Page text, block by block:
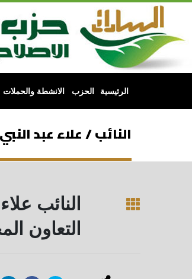
الرئيسية الحزب الانشطة والحملات
النائب / علاء عبد
النائب
التعاون